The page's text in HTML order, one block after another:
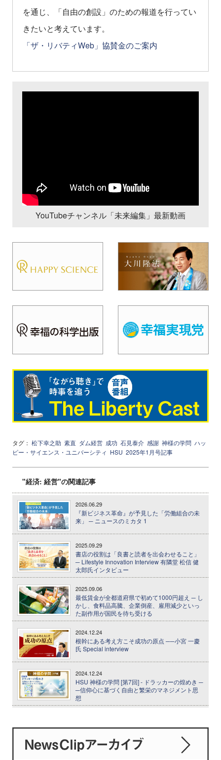
を通じ、「自由の創設」のための報道を行ってい
きたいと考えています。
「ザ・リバティWeb」協賛金のご案内
YouTubeチャンネル「未来編集」最新動画
タグ： 松下幸之助 素直 ダム経営 成功 石見泰介 感謝 神様の学問 ハッ
ピー・サイエンス・ユニバーシティ HSU 2025年1月号記事
"経済: 経営"の関連記事
2026.06.29
『新ビジネス革命』が予見した「労働組合の未
来」 ─ ニュースのミカタ 1
2025.09.29
書店の役割は「良書と読者を出会わせること」
─ Lifestyle Innovation Interview 有隣堂 松信 健
太郎氏インタビュー
2025.09.06
最低賃金が全都道府県で初めて1000円超え ─ し
かし、食料品高騰、企業倒産、雇用減少といっ
た副作用が国民を待ち受ける
2024.12.24
根幹にある考え方こそ成功の原点 ──小宮 一慶
氏 Special interview
2024.12.24
HSU 神様の学問 [第7回] - ドラッカーの煌めき ─
─信仰心に基づく自由と繁栄のマネジメント思
想